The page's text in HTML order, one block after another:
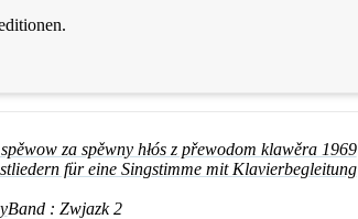
za spěwny hłós z přewodom klawěra 1969
für eine Singstimme mit Klavierbegleitung
Band : Zwjazk 2